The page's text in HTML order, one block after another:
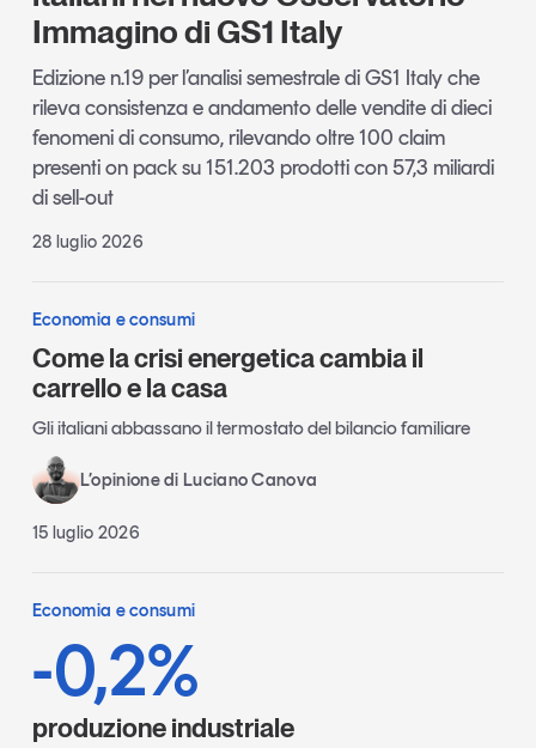
Immagino di GS1 Italy
Edizione n.19 per l’analisi semestrale di GS1 Italy che
rileva consistenza e andamento delle vendite di dieci
fenomeni di consumo, rilevando oltre 100 claim
presenti on pack su 151.203 prodotti con 57,3 miliardi
di sell-out
28 luglio 2026
Economia e consumi
Come la crisi energetica cambia il
carrello e la casa
Gli italiani abbassano il termostato del bilancio familiare
L’opinione di Luciano Canova
15 luglio 2026
Economia e consumi
-0,2%
produzione industriale